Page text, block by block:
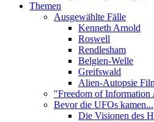
Themen
Ausgewählte Fälle
Kenneth Arnold
Roswell
Rendlesham
Belgien-Welle
Greifswald
Alien-Autopsie
"Freedom of Information
Bevor die UFOs kamen...
Die Visionen des